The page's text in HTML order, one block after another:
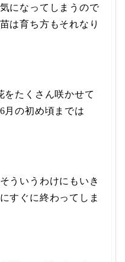
になってしまうので
は育ち方もそれなり
をたくさん咲かせて
月の初め頃までは
ういうわけにもいき
すぐに終わってしま